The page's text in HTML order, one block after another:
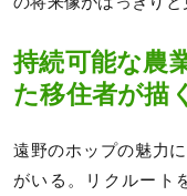
持続可能な農
た移住者が描
遠野のホップの魅力
がいる。リクルート